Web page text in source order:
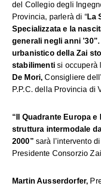
del Collegio degli
Provincia, parlerà di “La
Specializzata e la
generali negli anni ’30”.
urbanistico della Zai
stabilimentisi occuperà
De Mori,Consigliere
P.P.C. della Provincia di
“Il Quadrante Europa e
struttura intermodale
2000” sarà l’intervento di
Presidente Consorzio
Martin Ausserdorfer,